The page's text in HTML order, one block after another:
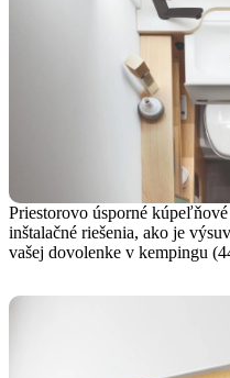
Priestorovo úsporné
inštalačné riešenia, ako je
vašej dovolenke v kempingu